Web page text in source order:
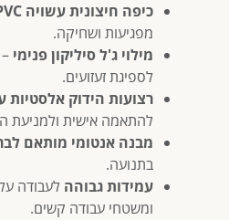
כיפה חיצונית עשויה PVC קשיח
מפגיעות ושחיקה.
מילוי ג'ל סיליקון פנימי
לספיגת זעזועים.
רצועות הידוק
להתאמה אישית ולמניעת
מבנה אנטומי מותאם
בתנועה.
עמידות גבוהה לעבודה
ומשטחי עבודה קשים.